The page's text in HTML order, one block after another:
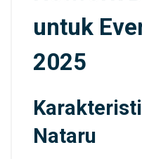
untuk
2025
Nataru